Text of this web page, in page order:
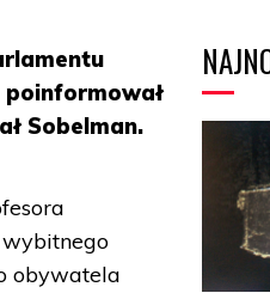
poinformował
Sobelman.
wybitnego
obywatela